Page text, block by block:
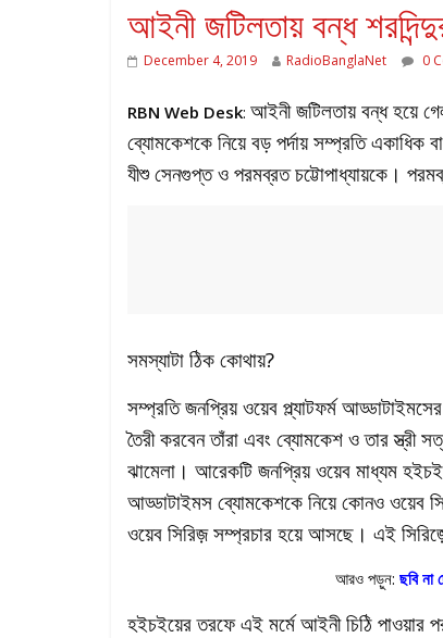
আইনী জটিলতায় বন্ধ
December 4, 2019 RadioBanglaNet 0
RBN Web Desk: আইনী জটিলতায় বন্ধ হয়ে
ব্যোমকেশকে নিয়ে বড় পর্দায় সম্প্রতি একাধিক
যীশু সেনগুপ্ত ও পরমব্রত চট্টোপাধ্যায়কে।
সমস্যাটা ঠিক কোথায়?
সম্প্রতি জনপ্রিয় ওয়েব প্ল্যাটফর্ম
তৈরী করবেন তাঁরা এবং ব্যোমকেশ ও তার স্ত্রী
ঝামেলা। আরেকটি জনপ্রিয় ওয়েব মাধ্যম হইচই
আড্ডাটাইমস ব্যোমকেশকে নিয়ে কোনও ওয়েব
ওয়েব সিরিজ় সম্প্রচার হয়ে আসছে। এই
আরও পড়ুন: ছবি না
হইচইয়ের তরফে এই মর্মে আইনী চিঠি